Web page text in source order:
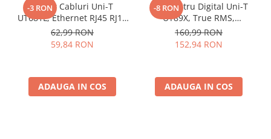
-3 RON
Tester Cabluri Uni-T
UT681L, Ethernet RJ45 RJ11
BNC, Continuitate,
Scurtcircuit, Incrucisate
62,99 RON
59,84 RON
ADAUGA IN COS
-8 RON
Multimetru Digital Uni-T
UT89X, True RMS,
Temperatura 1000°C,
Frecventa, NCV, CAT III
160,99 RON
152,94 RON
ADAUGA IN COS